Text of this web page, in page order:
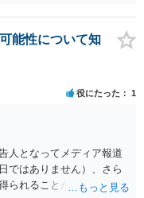
る理由としても前提を欠
の可能性はありません。
十分」か「嫌疑なし」で
能性について知
役にたった 1
人となってメディア報道
ではありません）、さら
られることが通常です。